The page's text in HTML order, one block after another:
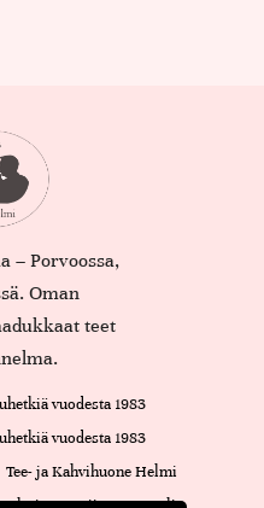
– Porvoossa,
Oman
teet
vuodesta 1983
vuodesta 1983
Tee- ja Kahvihuone Helmi